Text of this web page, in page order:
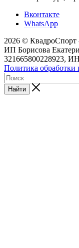
Вконтакте
WhatsApp
2026 © КвадроСпорт
ИП Борисова
321665800228923,
Политика
Найти